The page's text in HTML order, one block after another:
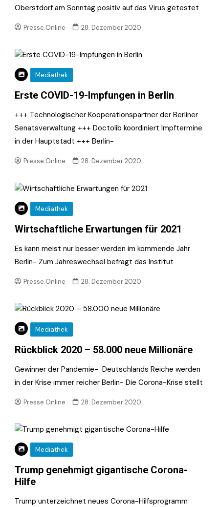
Oberstdorf am Sonntag positiv auf das Virus getestet
Presse.Online 28. Dezember 2020
Mediathek
Erste COVID-19-Impfungen in Berlin
+++ Technologischer Kooperationspartner der Berliner
Senatsverwaltung +++ Doctolib koordiniert Impftermine
in der Hauptstadt +++ Berlin-
Presse.Online 28. Dezember 2020
Mediathek
Wirtschaftliche Erwartungen für 2021
Es kann meist nur besser werden im kommende Jahr
Berlin- Zum Jahreswechsel befragt das Institut
Presse.Online 28. Dezember 2020
Mediathek
Rückblick 2020 – 58.000 neue Millionäre
Gewinner der Pandemie- Deutschlands Reiche werden
in der Krise immer reicher Berlin- Die Corona-Krise stellt
Presse.Online 28. Dezember 2020
Mediathek
Trump genehmigt gigantische Corona-
Hilfe
Trump unterzeichnet neues Corona-Hilfsprogramm